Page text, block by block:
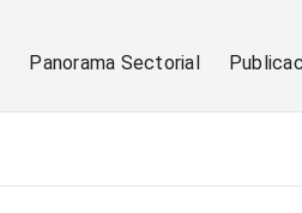
Panorama Sectorial